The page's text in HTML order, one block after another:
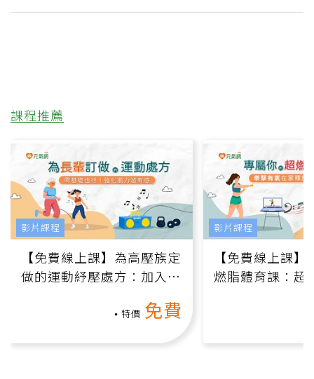
課程推薦
【免費線上課】為高壓族定
做的運動紓壓處方：加入行
特價 免費
影片課程
【免費線上課
燃脂體育課：超
影片課程